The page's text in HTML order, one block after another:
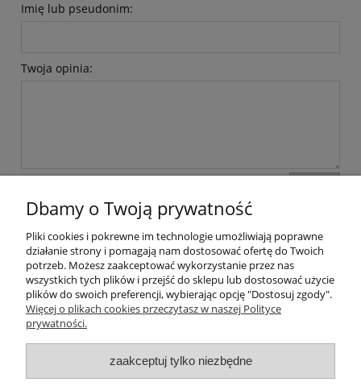
Imię lub pseudonim:
Twoja opinia:
Pomoc
Dostawa
Gwarancja i zwroty
Dbamy o Twoją prywatność
Pliki cookies i pokrewne im technologie umożliwiają poprawne
działanie strony i pomagają nam dostosować ofertę do Twoich
potrzeb. Możesz zaakceptować wykorzystanie przez nas
wszystkich tych plików i przejść do sklepu lub dostosować użycie
plików do swoich preferencji, wybierając opcję "Dostosuj zgody".
Więcej o plikach cookies przeczytasz w naszej Polityce
prywatności.
zaakceptuj tylko niezbędne